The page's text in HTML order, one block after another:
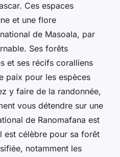
Ces espaces
et une flore
de Masoala, par
Ses forêts
et ses récifs coralliens
paix pour les espèces
y faire de la randonnée,
vous détendre sur une
de Ranomafana est
est célèbre pour sa forêt
notamment les